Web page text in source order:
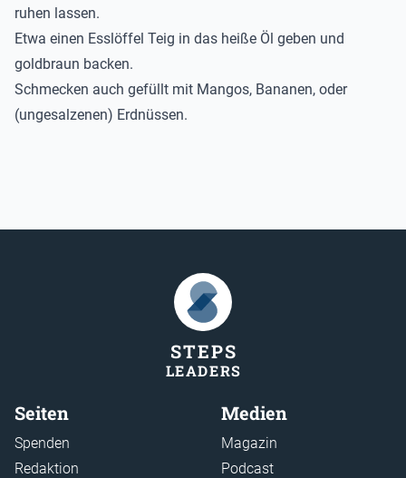
ruhen lassen.
Etwa einen Esslöffel Teig in das heiße Öl geben und
goldbraun backen.
Schmecken auch gefüllt mit Mangos, Bananen, oder
(ungesalzenen) Erdnüssen.
STEPS
LEADERS
Seiten
Spenden
Redaktion
Medien
Magazin
Podcast